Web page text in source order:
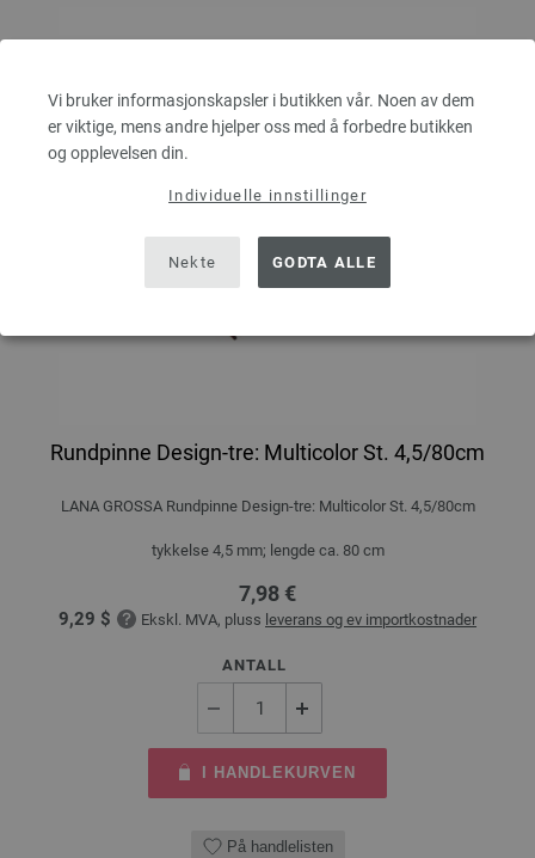
Vi bruker informasjonskapsler i butikken vår. Noen av dem
er viktige, mens andre hjelper oss med å forbedre butikken
og opplevelsen din.
Individuelle innstillinger
Nekte GODTA ALLE
Rundpinne Design-tre: Multicolor St. 4,5/80cm
LANA GROSSA Rundpinne Design-tre: Multicolor St. 4,5/80cm
tykkelse 4,5 mm; lengde ca. 80 cm
7,98 €
9,29 $ Ekskl. MVA, pluss leverans og ev importkostnader
ANTALL
I HANDLEKURVEN
På handlelisten